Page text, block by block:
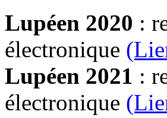
Lupéen 2020 :
électronique
Lupéen 2021 :
électronique